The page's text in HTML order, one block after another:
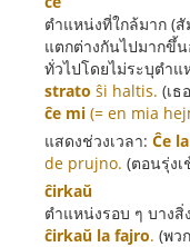
ตำแหน่งที่ใกล้มาก (
แตกต่างกันไปมากขึ้
ทั่วไปโดยไม่ระบุตำแ
strato ŝi haltis. (เธ
ĉe mi (= en mia
แสดงช่วงเวลา: Ĉe
de prujno. (ตอนรุ่ง
ĉirkaŭ
ตำแหน่งรอบ ๆ บางสิ่
ĉirkaŭ la fajro. (พว